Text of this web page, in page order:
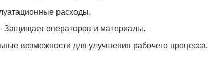
расходы.
Защищает операторов и материалы.
возможности для улучшения рабочего процесса.